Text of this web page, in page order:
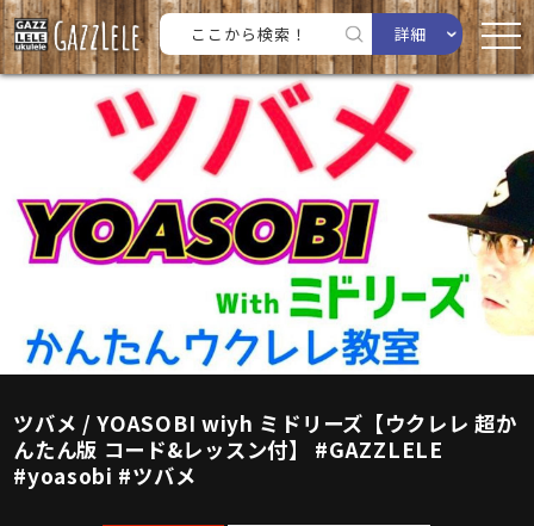
詳細
ツバメ / YOASOBI wiyh ミドリーズ【ウクレレ 超か
んたん版 コード&レッスン付】 #GAZZLELE
#yoasobi #ツバメ